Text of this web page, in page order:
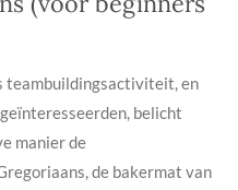
teambuildingsactiviteit, en
belicht
manier de
de bakermat van